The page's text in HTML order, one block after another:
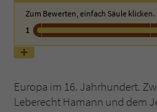
Zum Bewerten, einfach Säule klicken.
1
Europa im 16. Jahrhundert.
Leberecht Hamann und dem
Name
Laufzeit